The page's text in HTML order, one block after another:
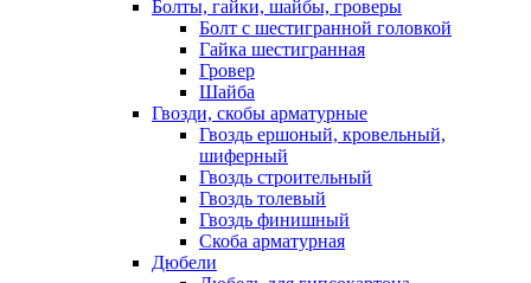
Болты, гайки, шайбы, гроверы
Болт c шестигранной головкой
Гайка шестигранная
Гровер
Шайба
Гвозди, скобы арматурные
Гвоздь ершоный, кровельный,
шиферный
Гвоздь строительный
Гвоздь толевый
Гвоздь финишный
Скоба арматурная
Дюбели